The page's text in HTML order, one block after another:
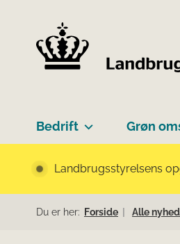
Bedrift Grøn
Landbrugsstyrelsens
Du er her: Forside Alle